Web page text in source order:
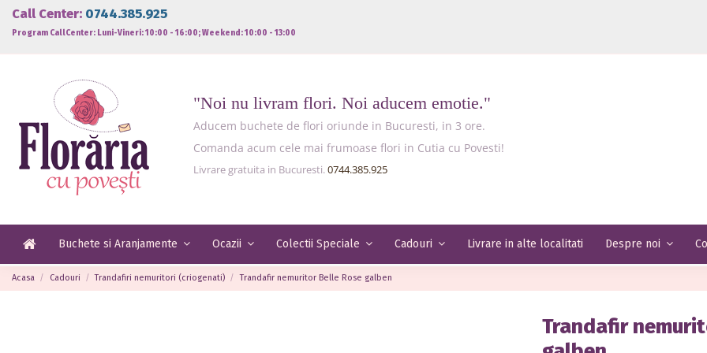
Call Center: 0744.385.925
Program CallCenter: Luni-Vineri: 10:00 - 16:00; Weekend: 10:00 - 13:00
"Noi nu livram flori. Noi aducem emotie."
Aducem buchete de flori oriunde in Bucuresti, in 3 ore.
Comanda acum cele mai frumoase flori in Cutia cu Povesti!
Livrare gratuita in Bucuresti. 0744.385.925
Buchete si Aranjamente Ocazii Colectii Speciale Cadouri Livrare in alte localitati Despre noi
Acasa Cadouri Trandafiri nemuritori (criogenati) Trandafir nemuritor Belle Rose galben
Trandafir